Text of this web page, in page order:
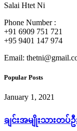
Salai Htet Ni
Phone Number :
+91 6909 751 721
+95 9401 147 974
Email:
Popular Posts
January 1, 2021
ချင်းအမျိုးသားတပ်